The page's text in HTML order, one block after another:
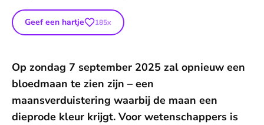
Geef een hartje 185x
Op zondag 7 september 2025 zal opnieuw een
bloedmaan te zien zijn – een
maansverduistering waarbij de maan een
dieprode kleur krijgt. Voor wetenschappers is